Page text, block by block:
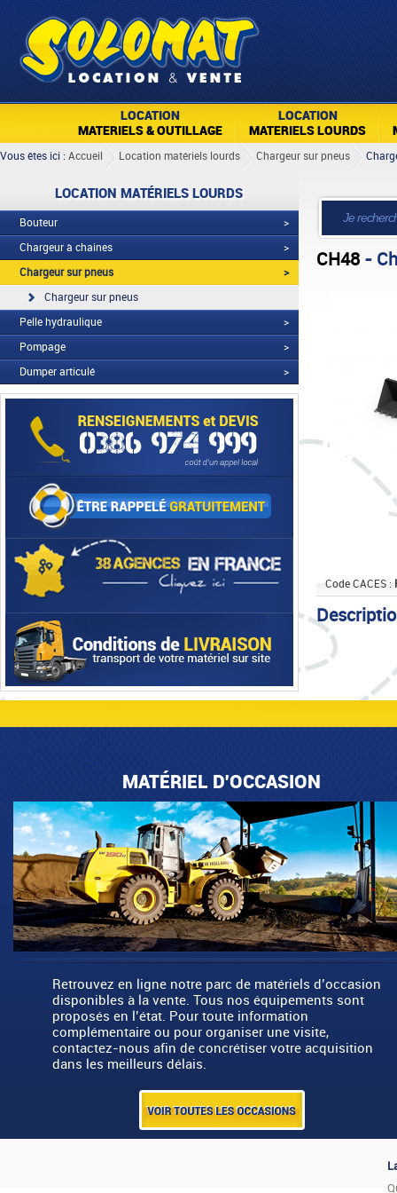
LOCATION
MATERIELS & OUTILLAGE
LOCATION
MATERIELS LOURDS
Vous êtes ici : Accueil Location matériels lourds Chargeur sur pneus
LOCATION MATÉRIELS LOURDS
Bouteur
>
Chargeur à chaines
>
Chargeur sur pneus
>
Chargeur sur pneus
Pelle hydraulique
>
Pompage
>
Dumper articulé
>
CH48 -
Code CACES :
MATÉRIEL D'OCCASION
Retrouvez en ligne notre parc de matériels d’occasion
disponibles à la vente. Tous nos équipements sont
proposés en l’état. Pour toute information
complémentaire ou pour organiser une visite,
contactez-nous afin de concrétiser votre acquisition
dans les meilleurs délais.